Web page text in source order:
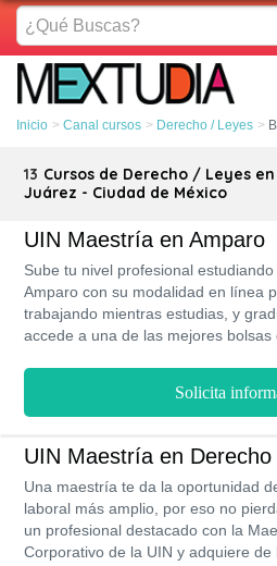
¿Qué
Buscas?
Inicio Canal cursos Derecho / Leyes
13 Cursos de Derecho / Leyes
Juárez - Ciudad de México
UIN Maestría en Amparo
Sube tu nivel profesional
Amparo con su modalidad en línea
trabajando mientras estudias, y
accede a una de las mejores
académica, también puedes
aplicada a tus colegiaturas durante
intercambios estudiantiles y de
la universidad para ti.
Solicita
UIN Maestría en
Una maestría te da la oportunidad
laboral más amplio, por eso no
un profesional destacado con la
Corporativo de la UIN y adquiere